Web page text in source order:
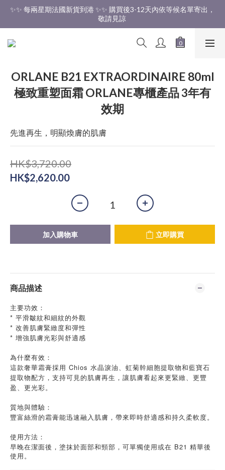
✨✨ 香港免運費 ✨✨
✨✨ 每兩星期法國新貨到港 ✨✨ 購買後3-12天內依等候名單寄出，
敬請見諒
✨✨ 香港免運費 ✨✨
ORLANE B21 EXTRAORDINAIRE 80ml
極致重塑面霜 ORLANE專櫃產品 3年有
效期
先進再生，明顯煥膚的肌膚
HK$3,720.00
HK$2,620.00
加入購物車 立即購買
商品描述
主要功效：
* 平滑皺紋和細紋的外觀
* 改善肌膚緊緻度和彈性
* 增強肌膚光彩與舒適感
為什麼有效：
這款奢華霜膏採用 Chios 水晶淚油、虹菊幹細胞提取物和藍寶石
提取物配方，支持可見的肌膚再生，讓肌膚看起來更緊緻、更豐
盈、更光彩。
質地與體驗：
豐富絲滑的霜膏能迅速融入肌膚，帶來即時舒適感和持久柔軟度。
使用方法：
早晚在潔面後，塗抹於面部和頸部，可單獨使用或在 B21 精華後
使用。